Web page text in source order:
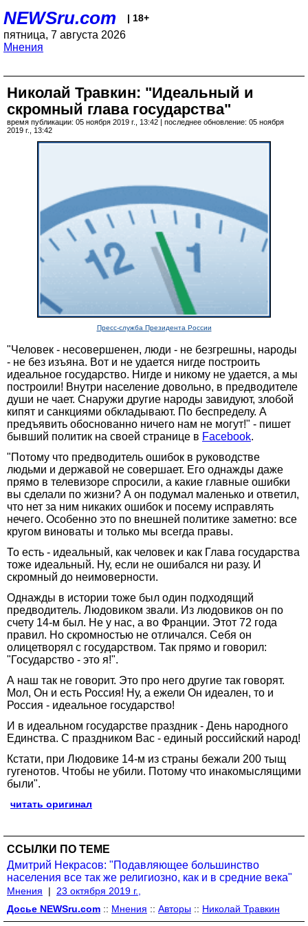
NEWSru.com | 18+
пятница, 7 августа 2026
Мнения
Николай Травкин: "Идеальный и
скромный глава государства"
время публикации: 05 ноября 2019 г., 13:42 | последнее обновление: 05 ноября
2019 г., 13:42
Пресс-служба Президента России
"Человек - несовершенен, люди - не безгрешны, народы
- не без изъяна. Вот и не удается нигде построить
идеальное государство. Нигде и никому не удается, а мы
построили! Внутри население довольно, в предводителе
души не чает. Снаружи другие народы завидуют, злобой
кипят и санкциями обкладывают. По беспределу. А
предъявить обоснованно ничего нам не могут!" - пишет
бывший политик на своей странице в Facebook.
"Потому что предводитель ошибок в руководстве
людьми и державой не совершает. Его однажды даже
прямо в телевизоре спросили, а какие главные ошибки
вы сделали по жизни? А он подумал маленько и ответил,
что нет за ним никаких ошибок и посему исправлять
нечего. Особенно это по внешней политике заметно: все
кругом виноваты и только мы всегда правы.
То есть - идеальный, как человек и как Глава государства
тоже идеальный. Ну, если не ошибался ни разу. И
скромный до неимоверности.
Однажды в истории тоже был один подходящий
предводитель. Людовиком звали. Из людовиков он по
счету 14-м был. Не у нас, а во Франции. Этот 72 года
правил. Но скромностью не отличался. Себя он
олицетворял с государством. Так прямо и говорил:
"Государство - это я!".
А наш так не говорит. Это про него другие так говорят.
Мол, Он и есть Россия! Ну, а ежели Он идеален, то и
Россия - идеальное государство!
И в идеальном государстве праздник - День народного
Единства. С праздником Вас - единый российский народ!
Кстати, при Людовике 14-м из страны бежали 200 тыщ
гугенотов. Чтобы не убили. Потому что инакомыслящими
были".
читать оригинал
ССЫЛКИ ПО ТЕМЕ
Дмитрий Некрасов: "Подавляющее большинство
населения все так же религиозно, как и в средние века"
Мнения |
23 октября 2019 г.,
Досье NEWSru.com :: Мнения :: Авторы :: Николай Травкин